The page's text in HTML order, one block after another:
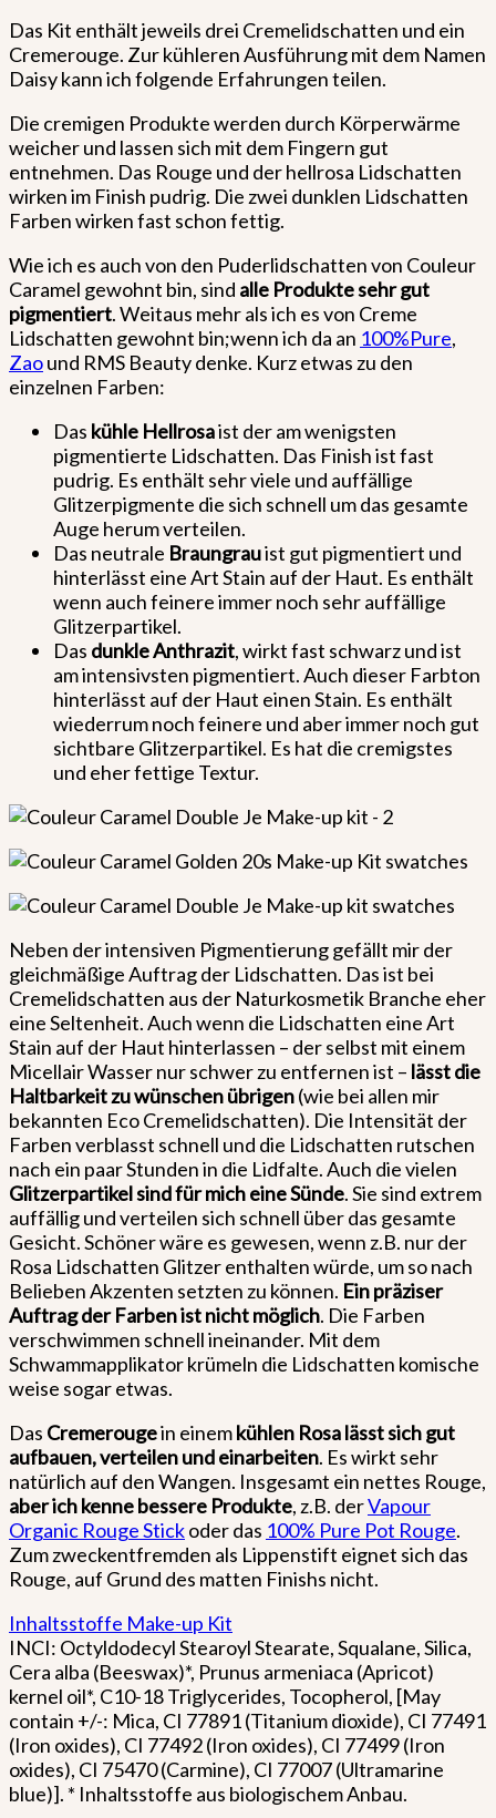
Das Kit enthält jeweils drei Cremelidschatten und ein
Cremerouge. Zur kühleren Ausführung mit dem Namen
Daisy kann ich folgende Erfahrungen teilen.
Die cremigen Produkte werden durch Körperwärme
weicher und lassen sich mit dem Fingern gut
entnehmen. Das Rouge und der hellrosa Lidschatten
wirken im Finish pudrig. Die zwei dunklen Lidschatten
Farben wirken fast schon fettig.
Wie ich es auch von den Puderlidschatten von Couleur
Caramel gewohnt bin, sind alle Produkte sehr gut
pigmentiert. Weitaus mehr als ich es von Creme
Lidschatten gewohnt bin;wenn ich da an 100%Pure,
Zaound RMS Beauty denke. Kurz etwas zu den
einzelnen Farben:
Das kühle Hellrosaist der am wenigsten
pigmentierte Lidschatten. Das Finish ist fast
pudrig. Es enthält sehr viele und auffällige
Glitzerpigmente die sich schnell um das gesamte
Auge herum verteilen.
Das neutrale Braungrauist gut pigmentiert und
hinterlässt eine Art Stain auf der Haut. Es enthält
wenn auch feinere immer noch sehr auffällige
Glitzerpartikel.
Das dunkle Anthrazit, wirkt fast schwarz und ist
am intensivsten pigmentiert. Auch dieser Farbton
hinterlässt auf der Haut einen Stain. Es enthält
wiederrum noch feinere und aber immer noch gut
sichtbare Glitzerpartikel. Es hat die cremigstes
und eher fettige Textur.
Neben der intensiven Pigmentierung gefällt mir der
gleichmäßige Auftrag der Lidschatten. Das ist bei
Cremelidschatten aus der Naturkosmetik Branche eher
eine Seltenheit. Auch wenn die Lidschatten eine Art
Stain auf der Haut hinterlassen – der selbst mit einem
Micellair Wasser nur schwer zu entfernen ist – lässt die
Haltbarkeit zu wünschen übrigen(wie bei allen mir
bekannten Eco Cremelidschatten). Die Intensität der
Farben verblasst schnell und die Lidschatten rutschen
nach ein paar Stunden in die Lidfalte. Auch die vielen
Glitzerpartikel sind für mich eine Sünde. Sie sind extrem
auffällig und verteilen sich schnell über das gesamte
Gesicht. Schöner wäre es gewesen, wenn z.B. nur der
Rosa Lidschatten Glitzer enthalten würde, um so nach
Belieben Akzenten setzten zu können. Ein präziser
Auftrag der Farben ist nicht möglich. Die Farben
verschwimmen schnell ineinander. Mit dem
Schwammapplikator krümeln die Lidschatten komische
weise sogar etwas.
Das Cremerougein einemkühlen Rosa lässt sich gut
aufbauen, verteilen und einarbeiten. Es wirkt sehr
natürlich auf den Wangen. Insgesamt ein nettes Rouge,
aber ich kenne bessere Produkte, z.B. derVapour
Organic Rouge Stickoder das 100% Pure Pot Rouge.
Zum zweckentfremden als Lippenstift eignet sich das
Rouge, auf Grund des matten Finishs nicht.
Inhaltsstoffe Make-up Kit
INCI: Octyldodecyl Stearoyl Stearate, Squalane, Silica,
Cera alba (Beeswax)*, Prunus armeniaca (Apricot)
kernel oil*, C10-18 Triglycerides, Tocopherol, [May
contain +/-: Mica, CI 77891 (Titanium dioxide), CI 77491
(Iron oxides), CI 77492 (Iron oxides), CI 77499 (Iron
oxides), CI 75470 (Carmine), CI 77007 (Ultramarine
blue)]. * Inhaltsstoffe aus biologischem Anbau.